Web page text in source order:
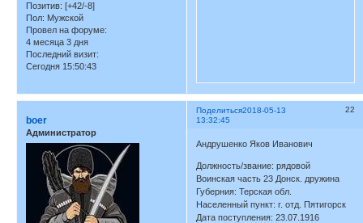
Позитив: [+42/-8]
Пол: Мужской
Провел на форуме:
4 месяца 3 дня
Последний визит:
Сегодня 15:50:43
Поделиться 22
2018-05-13
13:32:45
boer
Администратор
Андрушенко Яков Иванович
Должность/звание: рядовой
Воинская часть 23 Донск. дружина
Губерния: Терская обл.
Населенный пункт: г. отд. Пятигорск
Дата поступления: 23.07.1916